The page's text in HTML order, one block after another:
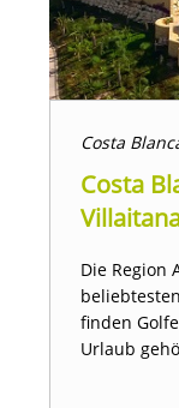
Costa
Costa
Die Region
finden
Urlaub